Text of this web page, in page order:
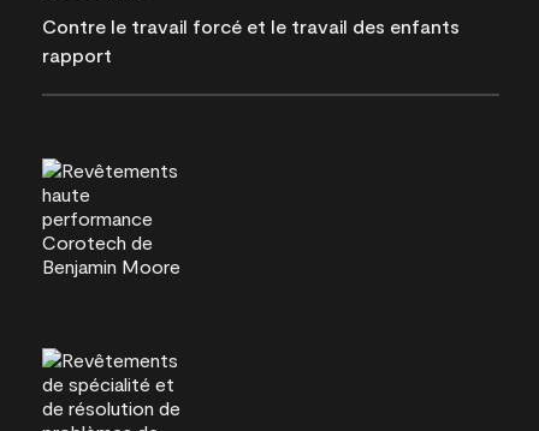
Contre le travail forcé et le travail des enfants
rapport